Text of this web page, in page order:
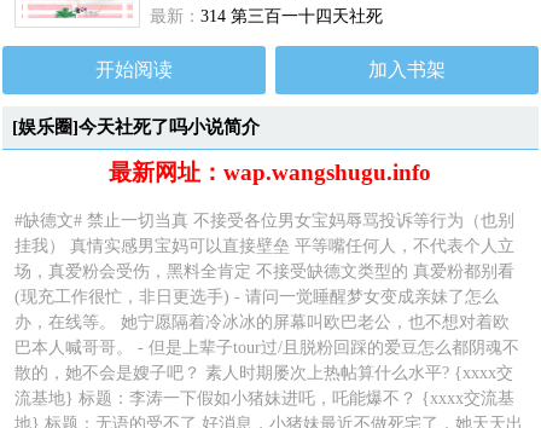
最新：314 第三百一十四天社死
开始阅读 加入书架
[娱乐圈]今天社死了吗小说简介
最新网址：wap.wangshugu.info
#缺德文# 禁止一切当真 不接受各位男女宝妈辱骂投诉等行为（也别
挂我） 真情实感男宝妈可以直接壁垒 平等嘴任何人，不代表个人立
场，真爱粉会受伤，黑料全肯定 不接受缺德文类型的 真爱粉都别看
(现充工作很忙，非日更选手) - 请问一觉睡醒梦女变成亲妹了怎么
办，在线等。 她宁愿隔着冷冰冰的屏幕叫欧巴老公，也不想对着欧
巴本人喊哥哥。 - 但是上辈子tour过/且脱粉回踩的爱豆怎么都阴魂不
散的，她不会是嫂子吧？ 素人时期屡次上热帖算什么水平? {xxxx交
流基地} 标题：李涛一下假如小猪妹进吒，吒能爆不？ {xxxx交流基
地} 标题：无语的受不了 好消息，小猪妹最近不做死宅了，她天天出